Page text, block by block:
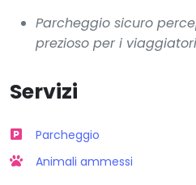
Parcheggio sicuro
prezioso per i
Servizi
Parcheggio
Animali ammessi